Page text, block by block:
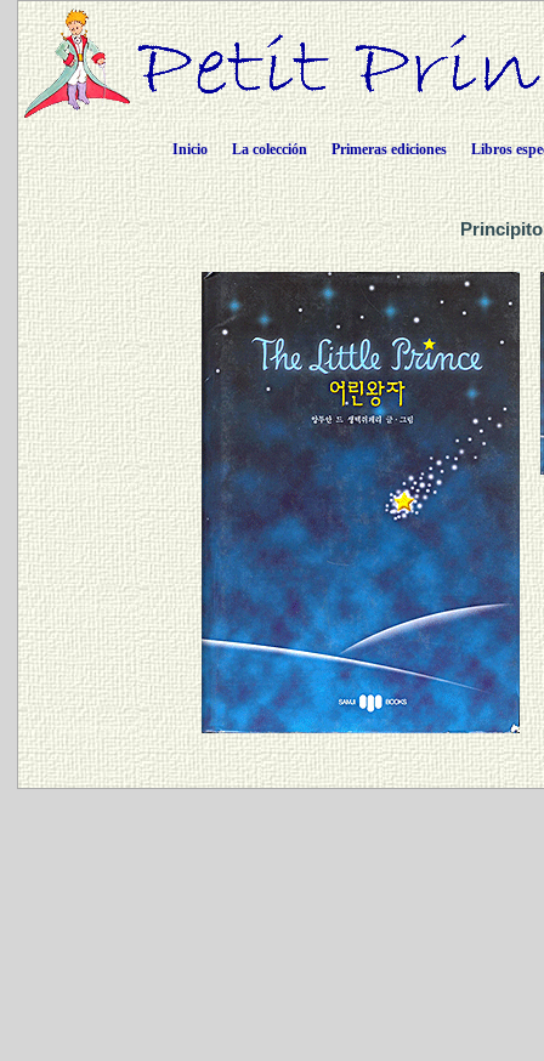
Inicio La colección Primeras ediciones Libros
Principito